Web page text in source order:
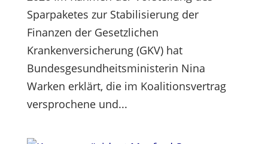
Sparpaketes zur Stabilisierung der
Finanzen der Gesetzlichen
Krankenversicherung (GKV) hat
Bundesgesundheitsministerin Nina
Warken erklärt, die im Koalitionsvertrag
versprochene und...